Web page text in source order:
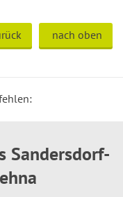
nach oben
Sandersdorf-